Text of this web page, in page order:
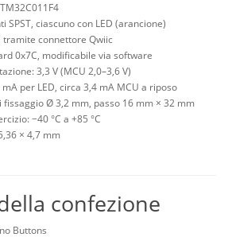
SPST, ciascuno con LED (arancione)
tramite connettore Qwiic
0x7C, modificabile via software
3,3 V (MCU 2,0–3,6 V)
per LED, circa 3,4 mA MCU a riposo
fissaggio Ø 3,2 mm, passo 16 mm × 32 mm
−40 °C a +85 °C
× 4,7 mm
confezione
Buttons